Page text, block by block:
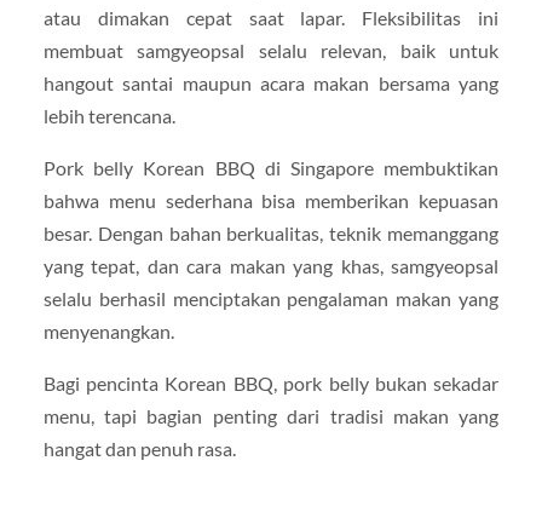
atau dimakan cepat saat lapar. Fleksibilitas ini
membuat samgyeopsal selalu relevan, baik untuk
hangout santai maupun acara makan bersama yang
lebih terencana.
Pork belly Korean BBQ di Singapore membuktikan
bahwa menu sederhana bisa memberikan kepuasan
besar. Dengan bahan berkualitas, teknik memanggang
yang tepat, dan cara makan yang khas, samgyeopsal
selalu berhasil menciptakan pengalaman makan yang
menyenangkan.
Bagi pencinta Korean BBQ, pork belly bukan sekadar
menu, tapi bagian penting dari tradisi makan yang
hangat dan penuh rasa.